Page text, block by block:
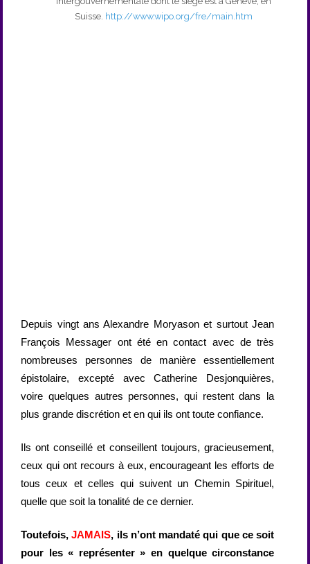
Suisse. http://www.wipo.org/fre/main.htm
Depuis vingt ans Alexandre Moryason et surtout Jean
François Messager ont été en contact avec de très
nombreuses personnes de manière essentiellement
épistolaire, excepté avec Catherine Desjonquières,
voire quelques autres personnes, qui restent dans la
plus grande discrétion et en qui ils ont toute confiance.
Ils ont conseillé et conseillent toujours, gracieusement,
ceux qui ont recours à eux, encourageant les efforts de
tous ceux et celles qui suivent un Chemin Spirituel,
quelle que soit la tonalité de ce dernier.
Toutefois,JAMAIS, ils n’ont mandaté qui que ce soit
pour les « représenter » en quelque circonstance